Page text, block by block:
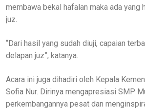
membawa bekal hafalan maka ada yang
juz.
“Dari hasil yang sudah diuji, capaian
delapan juz”, katanya.
Acara ini juga dihadiri oleh Kepala
Sofia Nur. Dirinya mengapresiasi SMP
perkembangannya pesat dan